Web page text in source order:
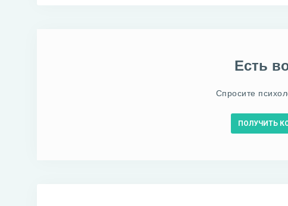
Есть
Спросите
ПОЛУЧИТЬ